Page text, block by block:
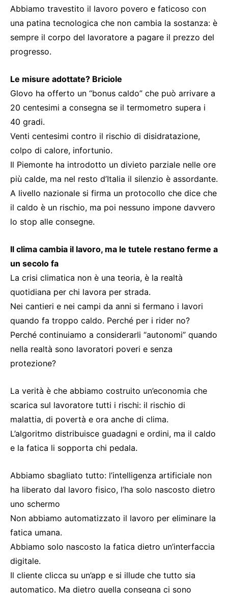
Abbiamo travestito il lavoro povero e faticoso con
una patina tecnologica che non cambia la sostanza: è
sempre il corpo del lavoratore a pagare il prezzo del
progresso.
Le misure adottate? Briciole
Glovo ha offerto un “bonus caldo” che può arrivare a
20 centesimi a consegna se il termometro supera i
40 gradi.
Venti centesimi contro il rischio di disidratazione,
colpo di calore, infortunio.
Il Piemonte ha introdotto un divieto parziale nelle ore
più calde, ma nel resto d’Italia il silenzio è assordante.
A livello nazionale si firma un protocollo che dice che
il caldo è un rischio, ma poi nessuno impone davvero
lo stop alle consegne.
Il clima cambia il lavoro, ma le tutele restano ferme a
un secolo fa
La crisi climatica non è una teoria, è la realtà
quotidiana per chi lavora per strada.
Nei cantieri e nei campi da anni si fermano i lavori
quando fa troppo caldo. Perché per i rider no?
Perché continuiamo a considerarli “autonomi” quando
nella realtà sono lavoratori poveri e senza
protezione?
La verità è che abbiamo costruito un’economia che
scarica sul lavoratore tutti i rischi: il rischio di
malattia, di povertà e ora anche di clima.
L’algoritmo distribuisce guadagni e ordini, ma il caldo
e la fatica li sopporta chi pedala.
Abbiamo sbagliato tutto: l’intelligenza artificiale non
ha liberato dal lavoro fisico, l’ha solo nascosto dietro
uno schermo
Non abbiamo automatizzato il lavoro per eliminare la
fatica umana.
Abbiamo solo nascosto la fatica dietro un’interfaccia
digitale.
Il cliente clicca su un’app e si illude che tutto sia
automatico. Ma dietro quella consegna ci sono